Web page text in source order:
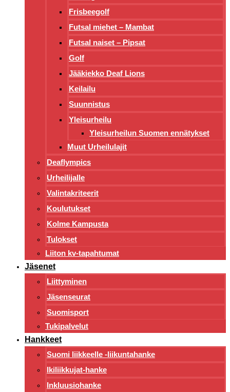
Frisbeegolf
Futsal miehet – Mambat
Futsal naiset – Pipsat
Golf
Jääkiekko Deaf Lions
Keilailu
Suunnistus
Yleisurheilu
Yleisurheilun Suomen ennätykset
Muut Urheilulajit
Deaflympics
Urheilijalle
Valintakriteerit
Koulutukset
Kolme Kampusta
Tulokset
Liiton kv-tapahtumat
Jäsenet
Liittyminen
Jäsenseurat
Suomisport
Tukipalvelut
Hankkeet
Suomi liikkeelle -liikuntahanke
Ikiliikkujat-hanke
Inkluusiohanke